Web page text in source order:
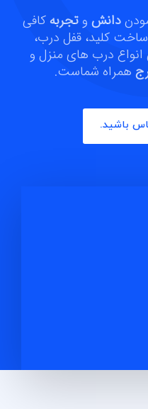
دانش وتجربهکافی
ساخت کلید، قفل درب،
انواع درب های منزل و
همراه شماست.
باشید.